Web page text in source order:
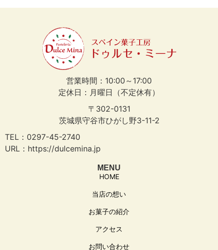
営業時間：10:00～17:00
定休日：月曜日（不定休有）
〒302-0131
茨城県守谷市ひがし野3-11-2
TEL：0297-45-2740
URL：https://dulcemina.jp
MENU
HOME
当店の想い
お菓子の紹介
アクセス
お問い合わせ